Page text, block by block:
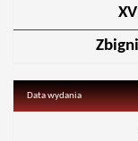
Data wydania